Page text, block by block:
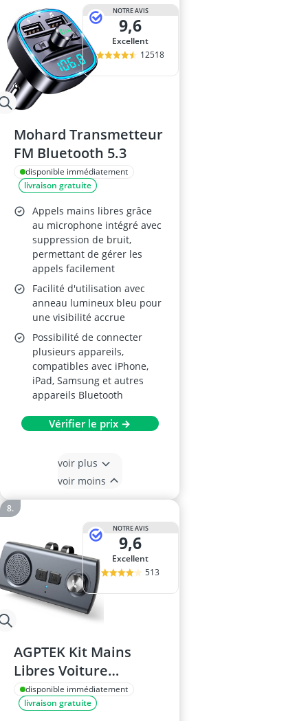
NOTRE AVIS
9,6
Excellent
12518
Mohard Transmetteur
FM Bluetooth 5.3
disponible immédiatement
livraison gratuite
Appels mains libres grâce
au microphone intégré avec
suppression de bruit,
permettant de gérer les
appels facilement
Facilité d'utilisation avec
anneau lumineux bleu pour
une visibilité accrue
Possibilité de connecter
plusieurs appareils,
compatibles avec iPhone,
iPad, Samsung et autres
appareils Bluetooth
Vérifier le prix →
voir plus
voir moins
NOTRE AVIS
9,6
Excellent
513
AGPTEK Kit Mains
Libres Voiture
Bluetooth 5.3,
Enceinte Pare-Soleil
disponible immédiatement
livraison gratuite